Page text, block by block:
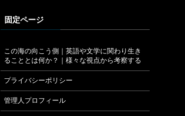
固定ページ
この海の向こう側｜英語や文学に関わり生き
ることとは何か？｜様々な視点から考察する
プライバシーポリシー
管理人プロフィール